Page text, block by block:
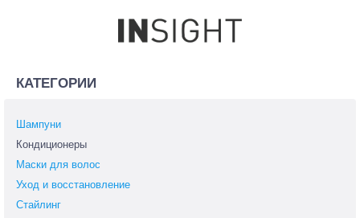
КАТЕГОРИИ
Шампуни
Кондиционеры
Маски для волос
Уход и восстановление
Стайлинг